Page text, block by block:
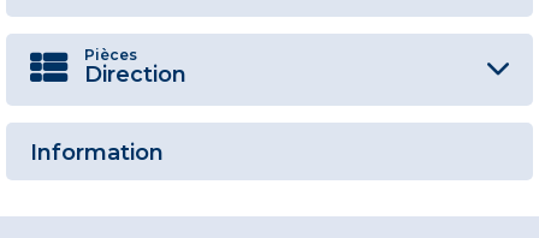
Pièces
Direction
Information